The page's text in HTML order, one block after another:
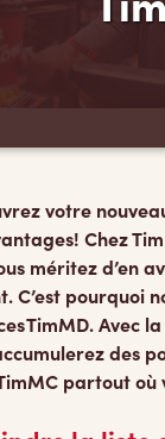
votre
Chez
méritez d’en
C’est pourquoi
TimMD. Avec
des